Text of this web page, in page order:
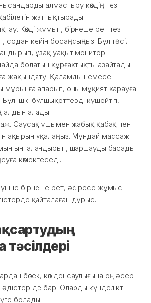
алмастыру көздің тез
жаттықтырады.
Көзді жұмып, бірнеше рет тез
содан кейін босаңсыңыз. Бұл тәсіл
ұзақ уақыт монитор
болатын құрғақтықты азайтады.
жақындату. Қаламды немесе
мұрынға апарып, оны мұқият қарауға
ішкі бұлшықеттерді күшейтіп,
алдын алады.
Саусақ ұшымен жабық қабақ пен
ақырын уқалаңыз. Мұндай массаж
ынталандырып, шаршауды басады
көмектеседі.
бірнеше рет, әсіресе жұмыс
қайталаған дұрыс.
бөлек, көз денсаулығына оң әсер
де бар. Оларды күнделікті
болады.